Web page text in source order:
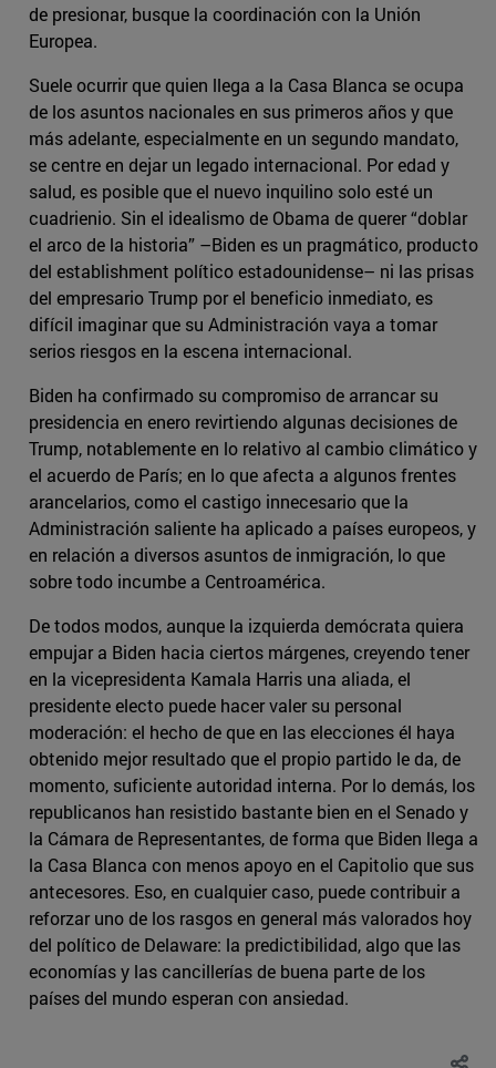
de presionar, busque la coordinación con la Unión
Europea.
Suele ocurrir que quien llega a la Casa Blanca se ocupa
de los asuntos nacionales en sus primeros años y que
más adelante, especialmente en un segundo mandato,
se centre en dejar un legado internacional. Por edad y
salud, es posible que el nuevo inquilino solo esté un
cuadrienio. Sin el idealismo de Obama de querer “doblar
el arco de la historia” –Biden es un pragmático, producto
del establishment político estadounidense– ni las prisas
del empresario Trump por el beneficio inmediato, es
difícil imaginar que su Administración vaya a tomar
serios riesgos en la escena internacional.
Biden ha confirmado su compromiso de arrancar su
presidencia en enero revirtiendo algunas decisiones de
Trump, notablemente en lo relativo al cambio climático y
el acuerdo de París; en lo que afecta a algunos frentes
arancelarios, como el castigo innecesario que la
Administración saliente ha aplicado a países europeos, y
en relación a diversos asuntos de inmigración, lo que
sobre todo incumbe a Centroamérica.
De todos modos, aunque la izquierda demócrata quiera
empujar a Biden hacia ciertos márgenes, creyendo tener
en la vicepresidenta Kamala Harris una aliada, el
presidente electo puede hacer valer su personal
moderación: el hecho de que en las elecciones él haya
obtenido mejor resultado que el propio partido le da, de
momento, suficiente autoridad interna. Por lo demás, los
republicanos han resistido bastante bien en el Senado y
la Cámara de Representantes, de forma que Biden llega a
la Casa Blanca con menos apoyo en el Capitolio que sus
antecesores. Eso, en cualquier caso, puede contribuir a
reforzar uno de los rasgos en general más valorados hoy
del político de Delaware: la predictibilidad, algo que las
economías y las cancillerías de buena parte de los
países del mundo esperan con ansiedad.